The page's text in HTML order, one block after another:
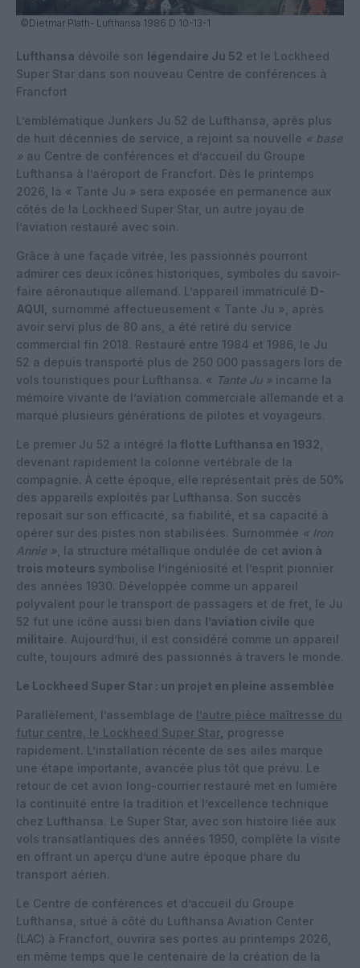
©Dietmar Plath- Lufthansa 1986 D 10-13-1
Lufthansa dévoile son légendaire Ju 52 et le Lockheed
Super Star dans son nouveau Centre de conférences à
Francfort
L’emblématique Junkers Ju 52 de Lufthansa, après plus
de huit décennies de service, a rejoint sa nouvelle « base
» au Centre de conférences et d’accueil du Groupe
Lufthansa à l’aéroport de Francfort. Dès le printemps
2026, la « Tante Ju » sera exposée en permanence aux
côtés de la Lockheed Super Star, un autre joyau de
l’aviation restauré avec soin.
Grâce à une façade vitrée, les passionnés pourront
admirer ces deux icônes historiques, symboles du savoir-
faire aéronautique allemand. L’appareil immatriculé D-
AQUI,
surnommé affectueusement « Tante Ju », après
avoir servi plus de 80 ans, a été retiré du service
commercial fin 2018. Restauré entre 1984 et 1986, le Ju
52 a depuis transporté plus de 250 000 passagers lors de
vols touristiques pour Lufthansa. « Tante Ju » incarne la
mémoire vivante de l’aviation commerciale allemande et a
marqué plusieurs générations de pilotes et voyageurs.
Le premier Ju 52 a intégré la flotte Lufthansa en 1932
devenant rapidement la colonne vertébrale de la
compagnie. À cette époque, elle représentait près de 50%
des appareils exploités par Lufthansa. Son succès
reposait sur son efficacité, sa fiabilité, et sa capacité à
opérer sur des pistes non stabilisées. Surnommée « Iron
Annie » , la structure métallique ondulée de cet avion à
trois moteurs symbolise l’ingéniosité et l’esprit pionnier
des années 1930. Développée comme un appareil
polyvalent pour le transport de passagers et de fret, le Ju
52 fut une icône aussi bien dans l’aviation civile que
militaire. Aujourd’hui, il est considéré comme un appareil
culte, toujours admiré des passionnés à travers le monde.
Le Lockheed Super Star : un projet en pleine assemblée
Parallèlement, l’assemblage de l’autre pièce maîtresse du
futur centre, le Lockheed Super Star progresse
rapidement. L’installation récente de ses ailes marque
une étape importante, avancée plus tôt que prévu. Le
retour de cet avion long-courrier restauré met en lumière
la continuité entre la tradition et l’excellence technique
chez Lufthansa. Le Super Star, avec son histoire liée aux
vols transatlantiques des années 1950, complète la visite
en offrant un aperçu d’une autre époque phare du
transport aérien.
Le Centre de conférences et d’accueil du Groupe
Lufthansa, situé à côté du Lufthansa Aviation Center
(LAC) à Francfort, ouvrira ses portes au printemps 2026,
en même temps que le centenaire de la création de la